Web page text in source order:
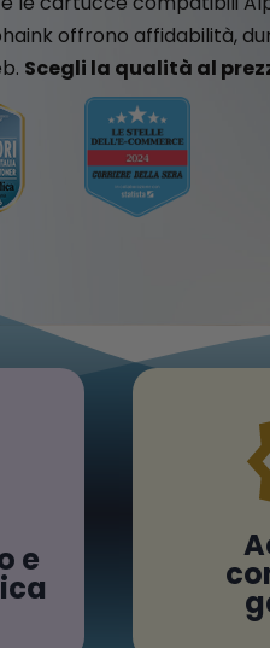
offrono affidabilità,
Scegli la qualità al
e